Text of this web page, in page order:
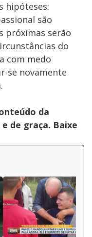
hipóteses:
são
próximas serão
do
com medo
se novamente
da
e de graça. Baixe